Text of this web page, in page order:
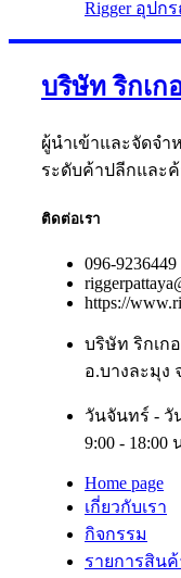
Rigger อุปก
บริษัท ริกเก
ผู้นำเข้าและจัดจ
ระดับค้าปลีกและค้
ติดต่อเรา
096-9236449
https://
บริษัท ริกเก
อ.บางละมุง
วันจันทร์ - วั
9:00 - 18:00
Home page
เกี่ยวกับเรา
กิจกรรม
รายการสิน